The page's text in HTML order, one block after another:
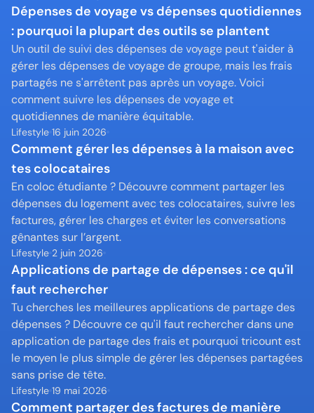
Dépenses de voyage vs dépenses quotidiennes
: pourquoi la plupart des outils se plantent
Un outil de suivi des dépenses de voyage peut t'aider à
gérer les dépenses de voyage de groupe, mais les frais
partagés ne s'arrêtent pas après un voyage. Voici
comment suivre les dépenses de voyage et
quotidiennes de manière équitable.
Lifestyle 16 juin 2026
Comment gérer les dépenses à la maison avec
tes colocataires
En coloc étudiante ? Découvre comment partager les
dépenses du logement avec tes colocataires, suivre les
factures, gérer les charges et éviter les conversations
gênantes sur l’argent.
Lifestyle 2 juin 2026
Applications de partage de dépenses : ce qu'il
faut rechercher
Tu cherches les meilleures applications de partage des
dépenses ? Découvre ce qu'il faut rechercher dans une
application de partage des frais et pourquoi tricount est
le moyen le plus simple de gérer les dépenses partagées
sans prise de tête.
Lifestyle 19 mai 2026
Comment partager des factures de manière